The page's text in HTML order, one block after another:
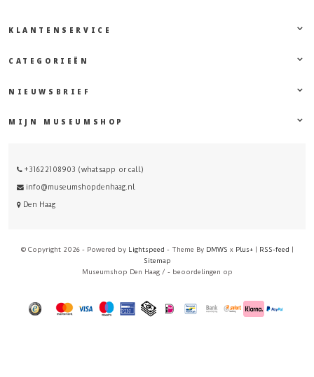
KLANTENSERVICE
CATEGORIEËN
NIEUWSBRIEF
MIJN MUSEUMSHOP
+31622108903 (whatsapp or call)
info@museumshopdenhaag.nl
Den Haag
© Copyright 2026 - Powered by Lightspeed - Theme By DMWS x Plus+| RSS-feed |
Sitemap
Museumshop Den Haag / - beoordelingen op